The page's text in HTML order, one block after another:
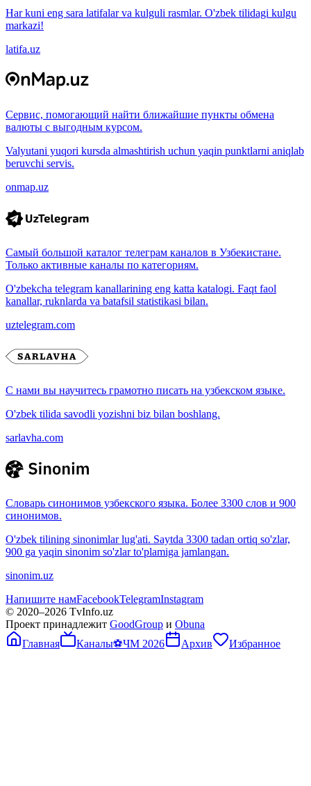
Har kuni eng sara latifalar va kulguli rasmlar. O'zbek tilidagi kulgu
markazi!
latifa.uz
Сервис, помогающий найти ближайшие пункты обмена
валюты с выгодным курсом.
Valyutani yuqori kursda almashtirish uchun yaqin punktlarni aniqlab
beruvchi servis.
onmap.uz
Самый большой каталог телеграм каналов в Узбекистане.
Только активные каналы по категориям.
O'zbekcha telegram kanallarining eng katta katalogi. Faqt faol
kanallar, ruknlarda va batafsil statistikasi bilan.
uztelegram.com
С нами вы научитесь грамотно писать на узбекском языке.
O'zbek tilida savodli yozishni biz bilan boshlang.
sarlavha.com
Словарь синонимов узбекского языка. Более 3300 слов и 900
синонимов.
O'zbek tilining sinonimlar lug'ati. Saytda 3300 tadan ortiq so'zlar,
900 ga yaqin sinonim so'zlar to'plamiga jamlangan.
sinonim.uz
Напишите намFacebookTelegramInstagram
© 2020–2026 TvInfo.uz
Проект принадлежит GoodGroup и Obuna
Главная
Каналы⚽ЧМ 2026 Архив Избранное